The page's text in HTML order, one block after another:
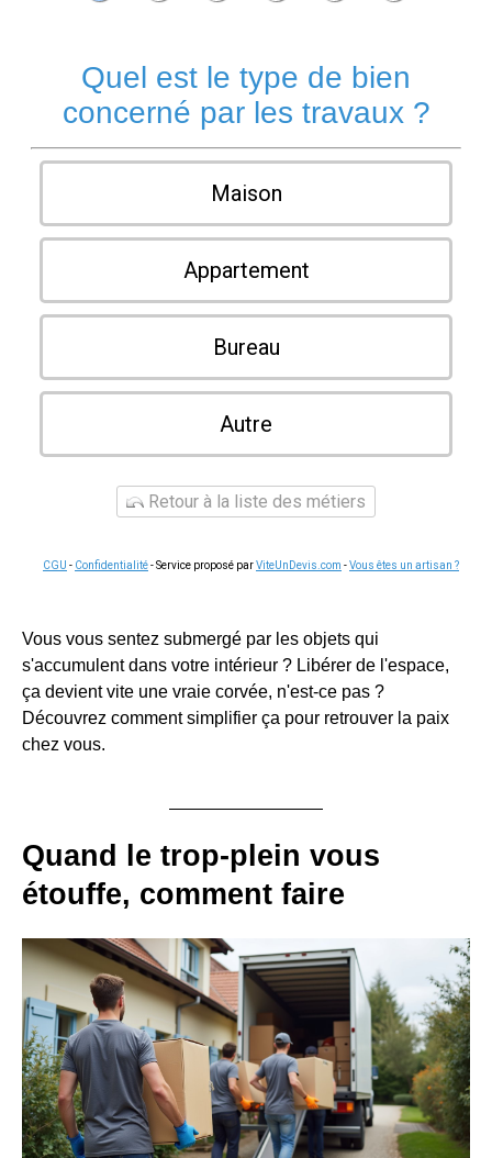
Quel est le type de bien
concerné par les travaux ?
Maison
Appartement
Bureau
Autre
Retour à la liste des métiers
CGU - Confidentialité- Service proposé parViteUnDevis.com -Vous êtes un artisan ?
Vous vous sentez submergé par les objets qui
s'accumulent dans votre intérieur ? Libérer de l'espace,
ça devient vite une vraie corvée, n'est-ce pas ?
Découvrez comment simplifier ça pour retrouver la paix
chez vous.
Quand le trop-plein vous
étouffe, comment faire